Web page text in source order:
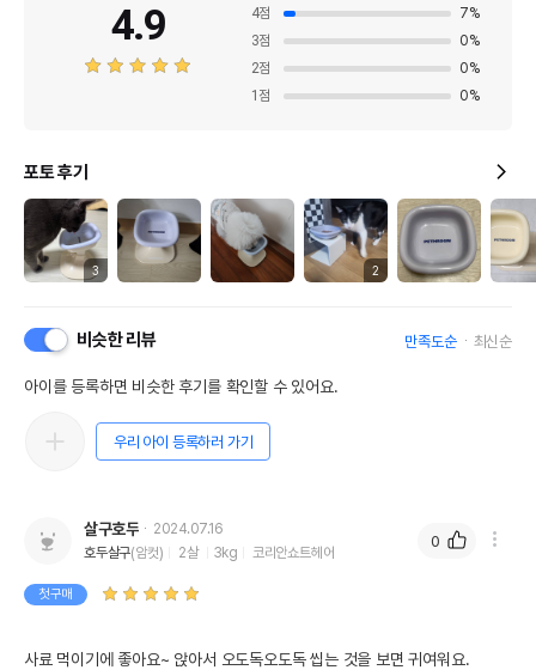
4.9
4점 7%
3점 0%
2점 0%
1 점 0%
포토 후기
3 2
비슷한 리뷰 만족도순 최신순
아이를 등록하면 비슷한 후기를 확인할 수 있어요.
우리 아이 등록하러 가기
살구호두
2024.07.16
호두살구(암컷) 2살 3kg 코리안쇼트헤어
첫구매
사료 먹이기에 좋아요~ 앉아서 오도독오도독 씹는 것을 보면 귀여워요.
0